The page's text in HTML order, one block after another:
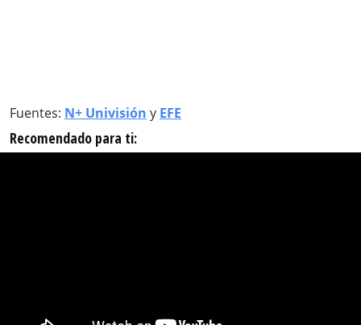
Fuentes: N+ Univisión y EFE
Recomendado para ti: